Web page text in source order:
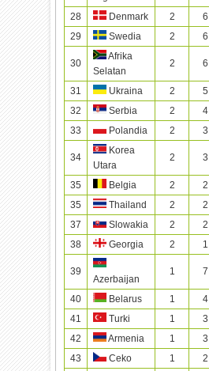
28
Denmark 2 6
29
Swedia 2 6
30
Afrika
Selatan
2 6
31 Ukraina 2 5
32
Serbia 2 4
33
Polandia 2 3
34
Korea
Utara
2 3
35 Belgia 2 2
35
Thailand 2 2
37
Slowakia 2 2
38
Georgia 2 1
39
Azerbaijan
1 7
40 Belarus 1 4
41
Turki 1 3
42
Armenia 1 3
43
Ceko 1 2